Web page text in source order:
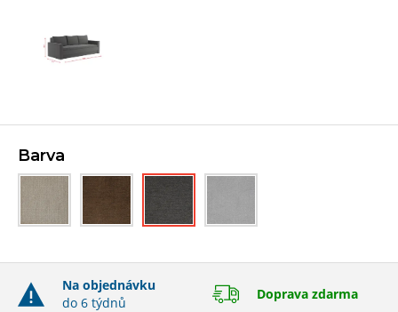
Barva
Na objednávku
do 6 týdnů
Doprava zdarma